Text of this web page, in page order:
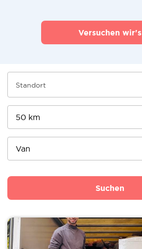
Versuchen wir's
Suchen